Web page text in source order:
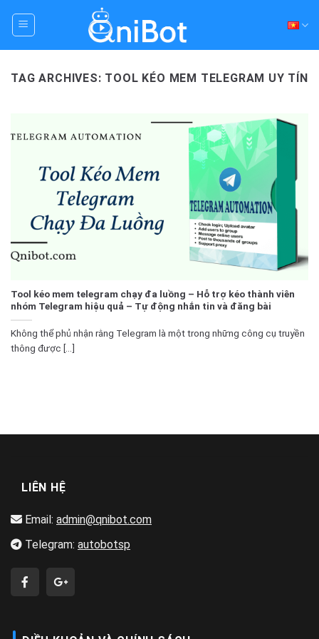
TAG ARCHIVES: TOOL KÉO MEM TELEGRAM UY TÍN
Tool kéo mem telegram chạy đa luồng – Hỗ trợ kéo thành viên
nhóm Telegram hiệu quả – Tự động nhắn tin và đăng bài
Không thể phủ nhận rằng Telegram là một trong những công cụ truyền
thông được [...]
LIÊN HỆ
Email: admin@qnibot.com
Telegram: autobotsp